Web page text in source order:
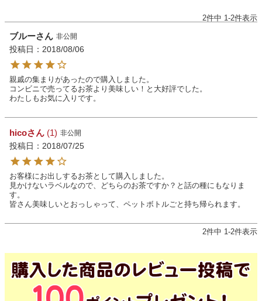
2件中 1-2件表示
ブルー 非公開
投稿日 2018/08/06
親戚の集まりがあったので購入しました。
コンビニで売ってるお茶より美味しい！と大好評でした。
わたしもお気に入りです。
hico 1 非公開
投稿日 2018/07/25
お客様にお出しするお茶として購入しました。
見かけないラベルなので、どちらのお茶ですか？と話の種にもなりま
す。
2件中 1-2件表示